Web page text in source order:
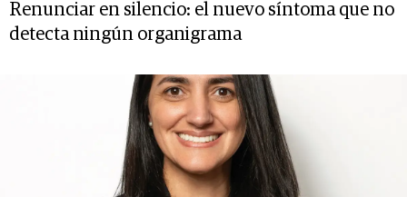
Renunciar en silencio: el nuevo síntoma que no
detecta ningún organigrama